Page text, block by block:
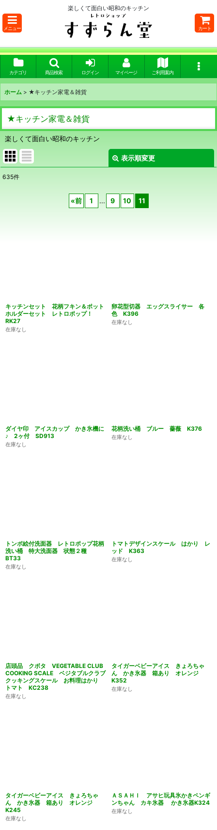
楽しくて面白い昭和のキッチン
メニュー カート
カテゴリ 商品検索 ログイン マイページ ご利用案内
ホーム > ★キッチン家電＆雑貨
★キッチン家電＆雑貨
楽しくて面白い昭和のキッチン
表示順変更
サブカテゴリ
635件
«前 1 ... 9 10 11
キッチンセット 花柄フキン＆ポット
ホルダーセット レトロポップ！
RK27
在庫なし
卵花型切器 エッグスライサー 各
色 K396
在庫なし
ダイヤ印 アイスカップ かき氷機に
♪ 2ヶ付 SD913
在庫なし
花柄洗い桶 ブルー 薔薇 K376
在庫なし
トンボ絵付洗面器 レトロポップ花柄
洗い桶 特大洗面器 状態２種
BT33
在庫なし
トマトデザインスケール はかり レ
ッド K363
在庫なし
店頭品 クボタ VEGETABLE CLUB
COOKING SCALE ベジタブルクラブ
クッキングスケール お料理はかり
トマト KC238
在庫なし
タイガーベビーアイス きょろちゃ
ん かき氷器 箱あり オレンジ
K352
在庫なし
タイガーベビーアイス きょろちゃ
ん かき氷器 箱あり オレンジ
K245
在庫なし
ＡＳＡＨＩ アサヒ玩具氷かきペンギ
ンちゃん カキ氷器 かき氷器K324
在庫なし